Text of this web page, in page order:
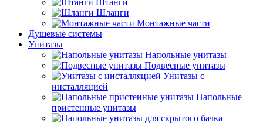
Штанги
Шланги
Монтажные части
Душевые системы
Унитазы
Напольные унитазы
Подвесные унитазы
Унитазы с
инсталляцией
Напольные
пристенные унитазы